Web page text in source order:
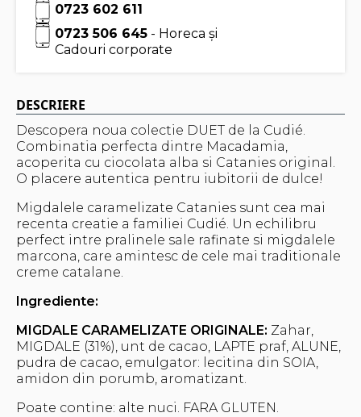
0723 602 611
0723 506 645 - Horeca și
Cadouri corporate
DESCRIERE
Descopera noua colectie DUET de la Cudié.
Combinatia perfecta dintre Macadamia,
acoperita cu ciocolata alba si Catanies original.
O placere autentica pentru iubitorii de dulce!
Migdalele caramelizate Catanies sunt cea mai
recenta creatie a familiei Cudié. Un echilibru
perfect intre pralinele sale rafinate si migdalele
marcona, care amintesc de cele mai traditionale
creme catalane.
Ingrediente:
MIGDALE CARAMELIZATE ORIGINALE: Zahar,
MIGDALE (31%), unt de cacao, LAPTE praf, ALUNE,
pudra de cacao, emulgator: lecitina din SOIA,
amidon din porumb, aromatizant.
Poate contine: alte nuci. FARA GLUTEN.